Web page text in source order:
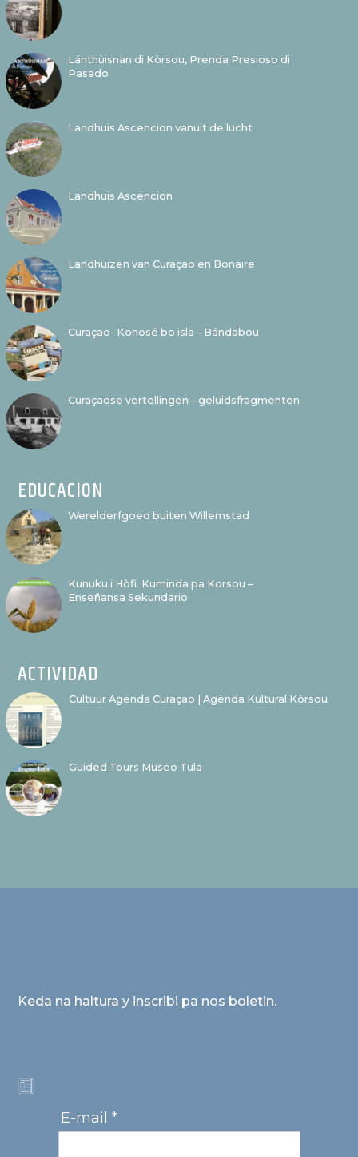
Lánthùisnan di Kòrsou, Prenda Presioso di
Pasado
Landhuis Ascencion vanuit de lucht
Landhuis Ascencion
Landhuizen van Curaçao en Bonaire
Curaçao- Konosé bo isla – Bándabou
Curaçaose vertellingen – geluidsfragmenten
EDUCACION
Werelderfgoed buiten Willemstad
Kunuku i Hòfi. Kuminda pa Korsou –
Enseñansa Sekundario
ACTIVIDAD
Cultuur Agenda Curaçao | Agènda Kultural Kòrsou
Guided Tours Museo Tula
Keda na haltura y inscribi pa nos boletin.
E-mail *